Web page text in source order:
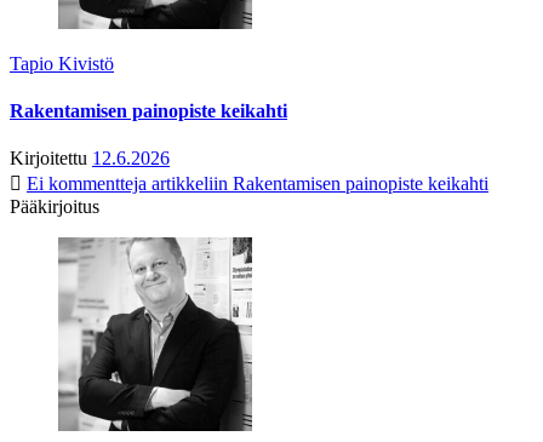
Tapio Kivistö
Rakentamisen painopiste keikahti
Kirjoitettu 12.6.2026
Ei kommentteja artikkeliin Rakentamisen painopiste keikahti
Pääkirjoitus